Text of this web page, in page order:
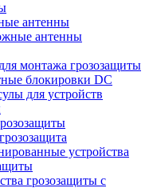
антенны
антенны
монтажа грозозащиты
блокировки DC
для устройств
устройства
грозозащиты с